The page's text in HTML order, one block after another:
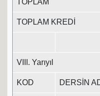
TOPLAM KREDİ
VIII. Yarıyıl
KOD DERSİN